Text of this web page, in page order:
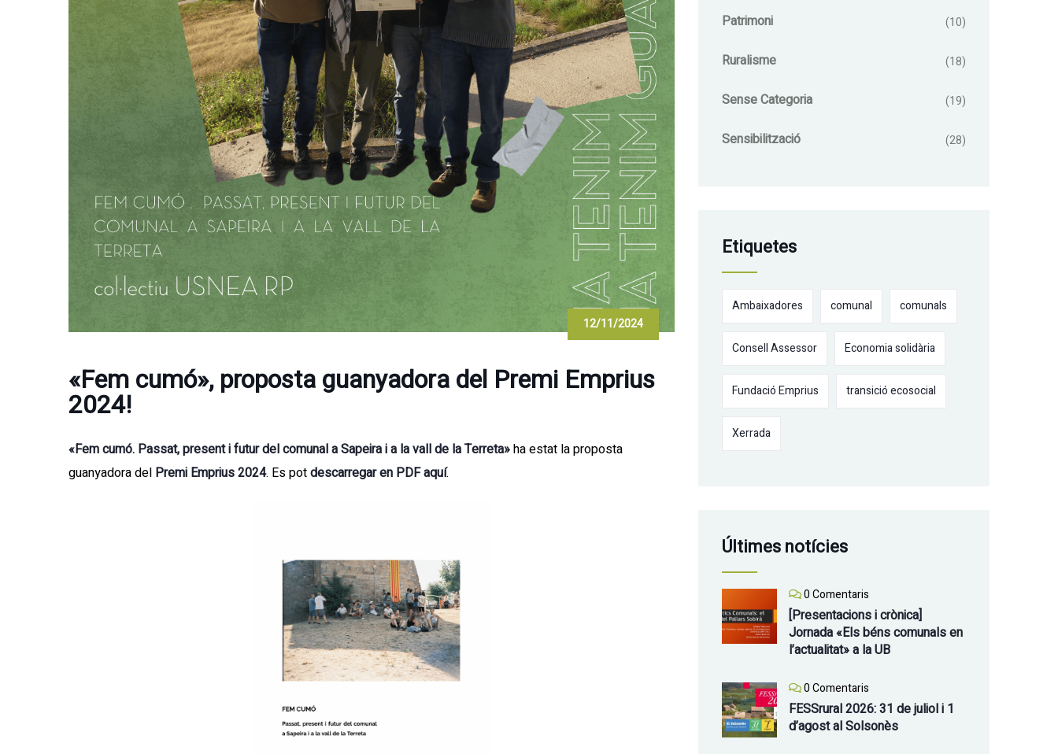
12/11/2024
«Fem cumó», proposta guanyadora del Premi Emprius
2024!
«Fem cumó. Passat, present i futur del comunal a Sapeira i a la vall de la Terreta»ha estat la proposta
guanyadora del Premi Emprius 2024. Es potdescarregar en PDF aquí.
Patrimoni (10)
Ruralisme (18)
Sense Categoria (19)
Sensibilització (28)
Etiquetes
Ambaixadores comunal comunals
Consell Assessor Economia solidària
Fundació Emprius transició ecosocial
Xerrada
Últimes notícies
0 Comentaris
[Presentacions i crònica]
Jornada «Els béns comunals en
l’actualitat» a la UB
0 Comentaris
FESSrural 2026: 31 de juliol i 1
d’agost al Solsonès